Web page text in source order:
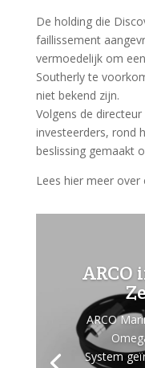
De holding die
faillissement
vermoedelijk om
Southerly te
niet bekend zijn.
Volgens de
investeerders, rond
beslissing gemaakt
Lees hier meer over
ARCO
ARCO
System